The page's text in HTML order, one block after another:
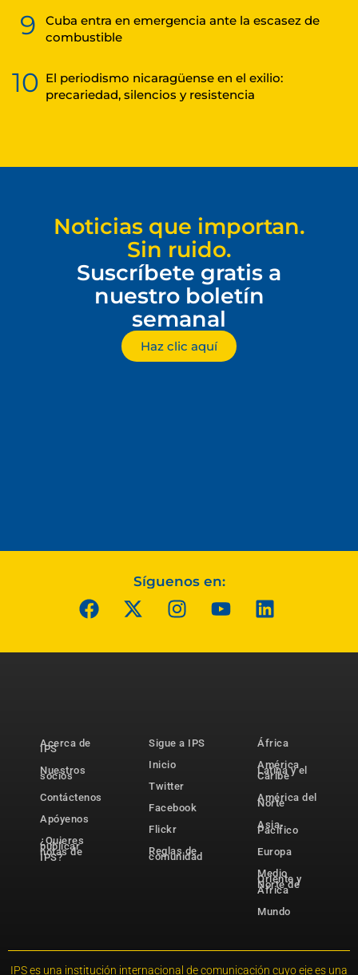
9
Cuba entra en emergencia ante la escasez de
combustible
10 El periodismo nicaragüense en el exilio:
precariedad, silencios y resistencia
Noticias que importan.
Sin ruido.
Suscríbete gratis a
nuestro boletín
semanal
Haz clic aquí
Síguenos en:
Acerca de
IPS
Nuestros
socios
Contáctenos
Apóyenos
¿Quieres
publicar
notas de
IPS?
Sigue a IPS
Inicio
Twitter
Facebook
Flickr
Reglas de
comunidad
África
América
Latina y el
Caribe
América del
Norte
Asia-
Pacífico
Europa
Medio
Oriente y
Norte de
África
Mundo
IPS es una institución internacional de comunicación cuyo eje es una